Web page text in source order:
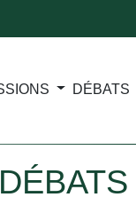
DÉBATS
DÉBATS